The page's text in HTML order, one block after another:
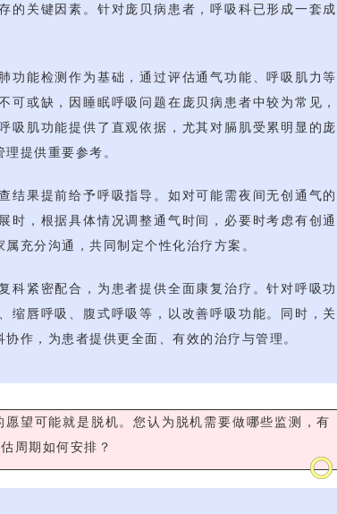
的关键因素。针对庞贝病患者，呼吸科已形成一套成
功能检测作为基础，通过评估通气功能、呼吸肌力等
或缺，因睡眠呼吸问题在庞贝病患者中较为常见，
吸肌功能提供了直观依据，尤其对膈肌受累明显的庞
提供重要参考。
结果提前给予呼吸指导。如对可能需夜间无创通气的
时，根据具体情况调整通气时间，必要时考虑有创通
充分沟通，共同制定个性化治疗方案。
科紧密配合，为患者提供全面康复治疗。针对呼吸功
缩唇呼吸、腹式呼吸等，以改善呼吸功能。同时，关
作，为患者提供更全面、有效的治疗与管理。
望可能就是脱机。您认为脱机需要做哪些监测，有
周期如何安排？